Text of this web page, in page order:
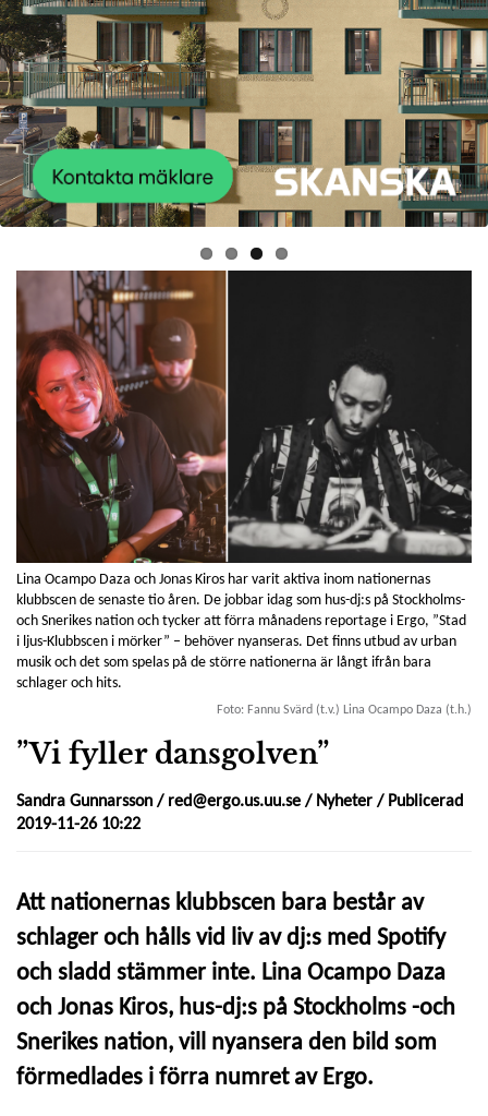
Lina Ocampo Daza och Jonas Kiros har varit aktiva inom nationernas
klubbscen de senaste tio åren. De jobbar idag som hus-dj:s på Stockholms-
och Snerikes nation och tycker att förra månadens reportage i Ergo, ”Stad
i ljus-Klubbscen i mörker” – behöver nyanseras. Det finns utbud av urban
musik och det som spelas på de större nationerna är långt ifrån bara
schlager och hits.
Foto: Fannu Svärd (t.v.) Lina Ocampo Daza (t.h.)
”Vi fyller dansgolven”
Sandra Gunnarsson / red@ergo.us.uu.se / Nyheter / Publicerad
2019-11-26 10:22
Att nationernas klubbscen bara består av
schlager och hålls vid liv av dj:s med Spotify
och sladd stämmer inte. Lina Ocampo Daza
och Jonas Kiros, hus-dj:s på Stockholms -och
Snerikes nation, vill nyansera den bild som
förmedlades i förra numret av Ergo.